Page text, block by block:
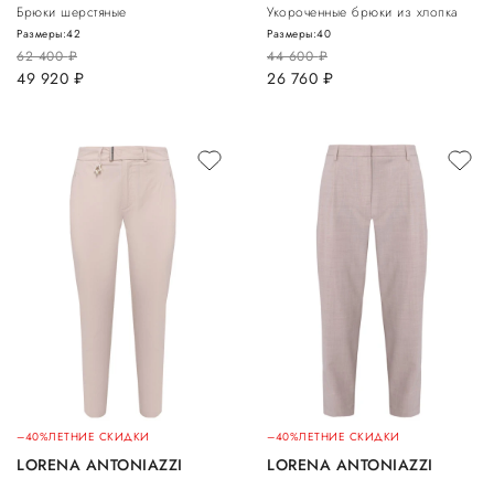
Брюки шерстяные
62 400руб.
49 920 руб.
Размеры:42
Укороченные брюки из хлопка
44 600руб.
26 760 руб.
Размеры:40
–40%ЛЕТНИЕ СКИДКИ
LORENA ANTONIAZZI
–40%ЛЕТНИЕ СКИДКИ
LORENA ANTONIAZZI